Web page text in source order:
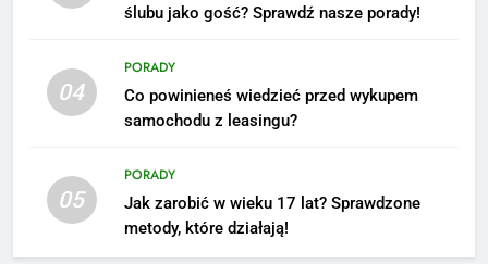
ślubu jako gość? Sprawdź nasze porady!
04
PORADY
Co powinieneś wiedzieć przed wykupem
samochodu z leasingu?
05
PORADY
Jak zarobić w wieku 17 lat? Sprawdzone
metody, które działają!
zainspirują
ZAROBKI
Jak przygotować się finansowo
na narodziny dziecka: ile to
PORADY